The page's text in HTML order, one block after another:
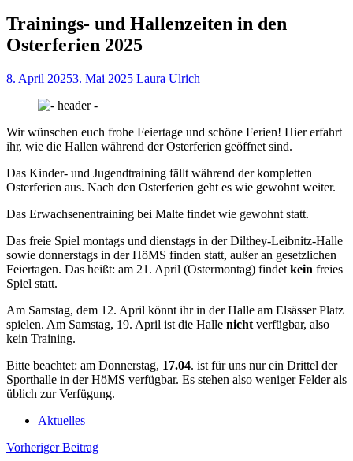
Trainings- und Hallenzeiten in den
Osterferien 2025
8. April 20253. Mai 2025 Laura Ulrich
Wir wünschen euch frohe Feiertage und schöne Ferien! Hier erfahrt
ihr, wie die Hallen während der Osterferien geöffnet sind.
Das Kinder- und Jugendtraining fällt während der kompletten
Osterferien aus. Nach den Osterferien geht es wie gewohnt weiter.
Das Erwachsenentraining bei Malte findet wie gewohnt statt.
Das freie Spiel montags und dienstags in der Dilthey-Leibnitz-Halle
sowie donnerstags in der HöMS finden statt, außer an gesetzlichen
Feiertagen. Das heißt: am 21. April (Ostermontag) findet kein freies
Spiel statt.
Am Samstag, dem 12. April könnt ihr in der Halle am Elsässer Platz
spielen. Am Samstag, 19. April ist die Halle nicht verfügbar, also
kein Training.
Bitte beachtet: am Donnerstag, 17.04. ist für uns nur ein Drittel der
Sporthalle in der HöMS verfügbar. Es stehen also weniger Felder als
üblich zur Verfügung.
Aktuelles
Beitragsnavigation
Vorheriger Beitrag